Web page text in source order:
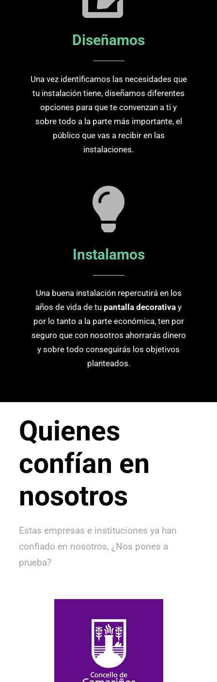
Diseñamos
Una vez identificamos las necesidades que
tu instalación tiene, diseñamos diferentes
opciones para que te convenzan a ti y
sobre todo a la parte más importante, el
público que vas a recibir en las
instalaciones.
Instalamos
Una buena instalación repercutirá en los
años de vida de tu pantalla decorativa y
por lo tanto a la parte económica, ten por
seguro que con nosotros ahorrarás dinero
y sobre todo conseguirás los objetivos
planteados.
Quienes
confían en
nosotros
Estas empresas e instituciones ya han
confiado en nosotros, ¿Nos pones a
prueba?